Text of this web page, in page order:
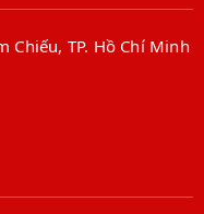
Chiếu, TP. Hồ Chí Minh